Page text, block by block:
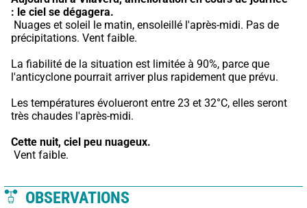
: le ciel se dégagera.
précipitations. Vent faible.
La fiabilité de la situation est limitée à 90%, parce que
l'anticyclone pourrait arriver plus rapidement que prévu.
Les températures évolueront entre 23 et 32°C, elles seront
très chaudes l'après-midi.
Cette nuit, ciel peu nuageux.
Vent faible.
OBSERVATIONS